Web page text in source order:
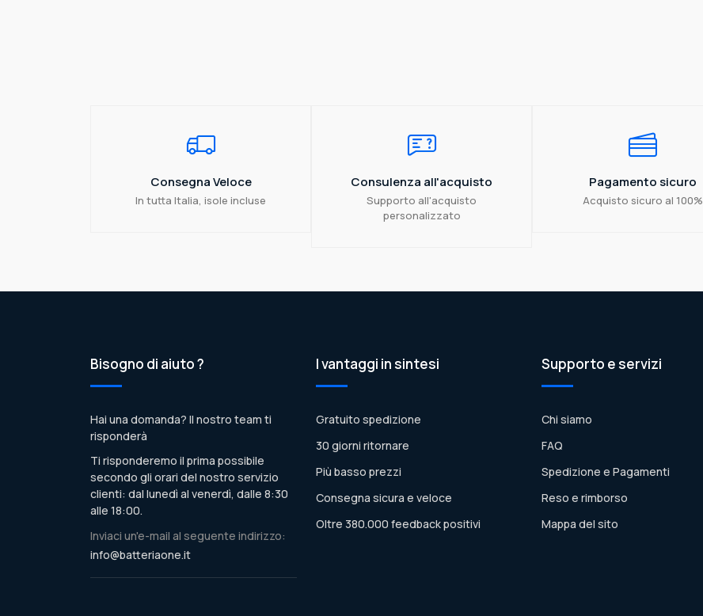
Consegna Veloce
In tutta Italia, isole incluse
Consulenza all'acquisto
Supporto all'acquisto
personalizzato
Pagamento sicuro
Acquisto sicuro al 100%
Bisogno di aiuto ?
Hai una domanda? Il nostro team ti
risponderà
Ti risponderemo il prima possibile
secondo gli orari del nostro servizio
clienti: dal lunedì al venerdì, dalle 8:30
alle 18:00.
Inviaci un'e-mail al seguente indirizzo:
info@batteriaone.it
I vantaggi in sintesi
Gratuito spedizione
30 giorni ritornare
Più basso prezzi
Consegna sicura e veloce
Oltre 380.000 feedback positivi
Supporto e servizi
Chi siamo
FAQ
Spedizione e Pagamenti
Reso e rimborso
Mappa del sito